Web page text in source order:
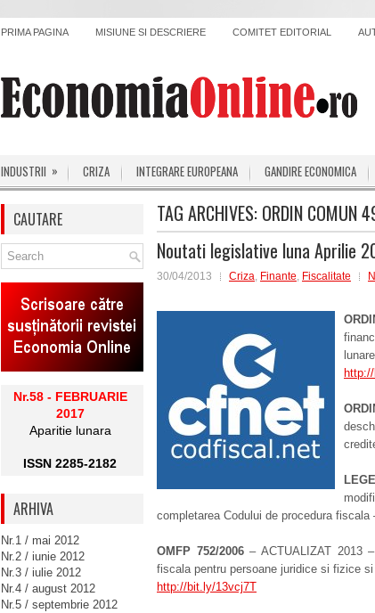
PRIMA PAGINA MISIUNE SI DESCRIERE COMITET EDITORIAL
INDUSTRII » CRIZA INTEGRARE EUROPEANA GANDIRE ECONOMICA
TAG ARCHIVES: ORDIN COMUN
Noutati legislative luna Aprilie
30/04/2013 Criza, Finante, Fiscalitate
completarea Codului de procedura fiscala
OMFP 752/2006– ACTUALIZAT 2013
fiscala pentru persoane juridice si fizice
http://bit.ly/13vcj7T
CAUTARE
Nr.58 - FEBRUARIE
2017
Aparitie lunara
ISSN 2285-2182
ARHIVA
Nr.1 / mai 2012
Nr.2 / iunie 2012
Nr.3 / iulie 2012
Nr.4 / august 2012
Nr.5 / septembrie 2012